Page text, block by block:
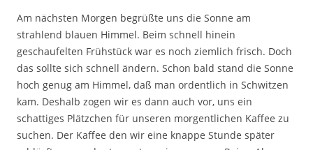
Am nächsten Morgen begrüßte uns die Sonne am
strahlend blauen Himmel. Beim schnell hinein
geschaufelten Frühstück war es noch ziemlich frisch. Doch
das sollte sich schnell ändern. Schon bald stand die Sonne
hoch genug am Himmel, daß man ordentlich in Schwitzen
kam. Deshalb zogen wir es dann auch vor, uns ein
schattiges Plätzchen für unseren morgentlichen Kaffee zu
suchen. Der Kaffee den wir eine knappe Stunde später